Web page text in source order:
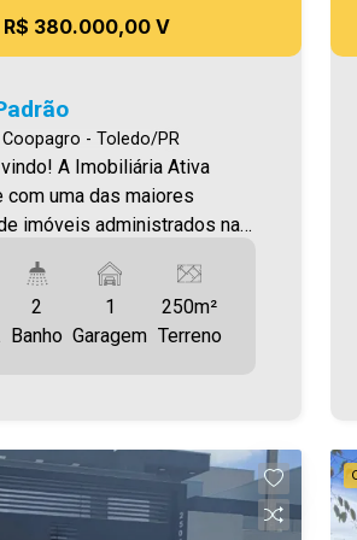
R$ 380.000,00 V
- Toledo/PR
Ativa
com uma das maiores
imóveis administrados na
mais uma de nossas
aproximadamente 95,75 m²
m² Aproveite essa
A hora de encontrar o seu
2
Banho
1
Garagem
250m²
Terreno